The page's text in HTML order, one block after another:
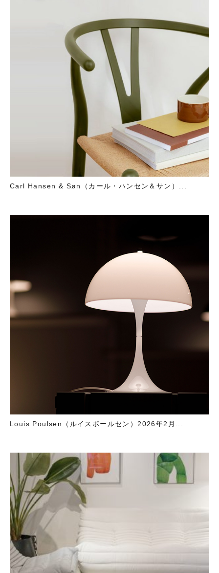
Carl Hansen & Søn（カール・ハンセン＆サン）...
Louis Poulsen（ルイスポールセン）2026年2月...